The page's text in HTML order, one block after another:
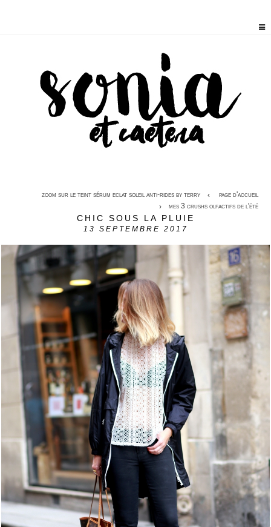
zoom sur le teint sérum eclat soleil anti-rides by terry
page d'accueil
mes 3 crushs olfactifs de l'été
CHIC SOUS LA PLUIE
13 SEPTEMBRE 2017